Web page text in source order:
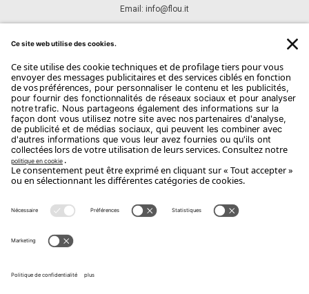
Email: info@flou.it
ABONNEZ-VOUS À NOTRE NEWSLETTER
Abonnez-Vous
Copyright Flou 2026
Modifier les paramètres de confidentialité